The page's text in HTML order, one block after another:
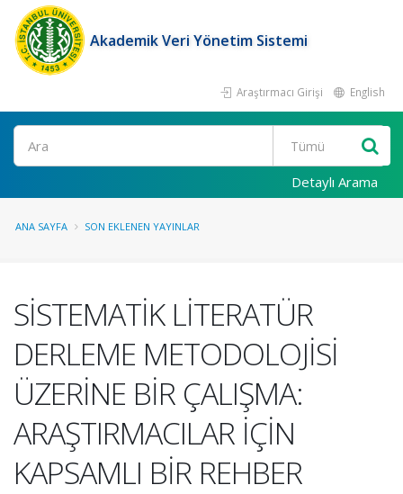
Akademik Veri Yönetim Sistemi
Araştırmacı Girişi English
Ara
Detaylı Arama
ANA SAYFA SON EKLENEN YAYINLAR
SİSTEMATİK LİTERATÜR
DERLEME METODOLOJİSİ
ÜZERİNE BİR ÇALIŞMA:
ARAŞTIRMACILAR İÇİN
KAPSAMLI BİR REHBER